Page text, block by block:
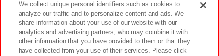
イベント・キャンペーン
We collect unique personal identifiers such as cookies to
analyze our traffic and to personalize content and ads. We
share information about your use of our website with our
analytics and advertising partners, who may combine it with
other information that you have provided to them or that they
have collected from your use of their services. Please click